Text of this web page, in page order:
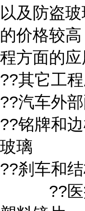
以及防盗
的价格较
程方面的应
??其它工程
??汽车外
??铭牌和
玻璃
??刹车和
??医疗